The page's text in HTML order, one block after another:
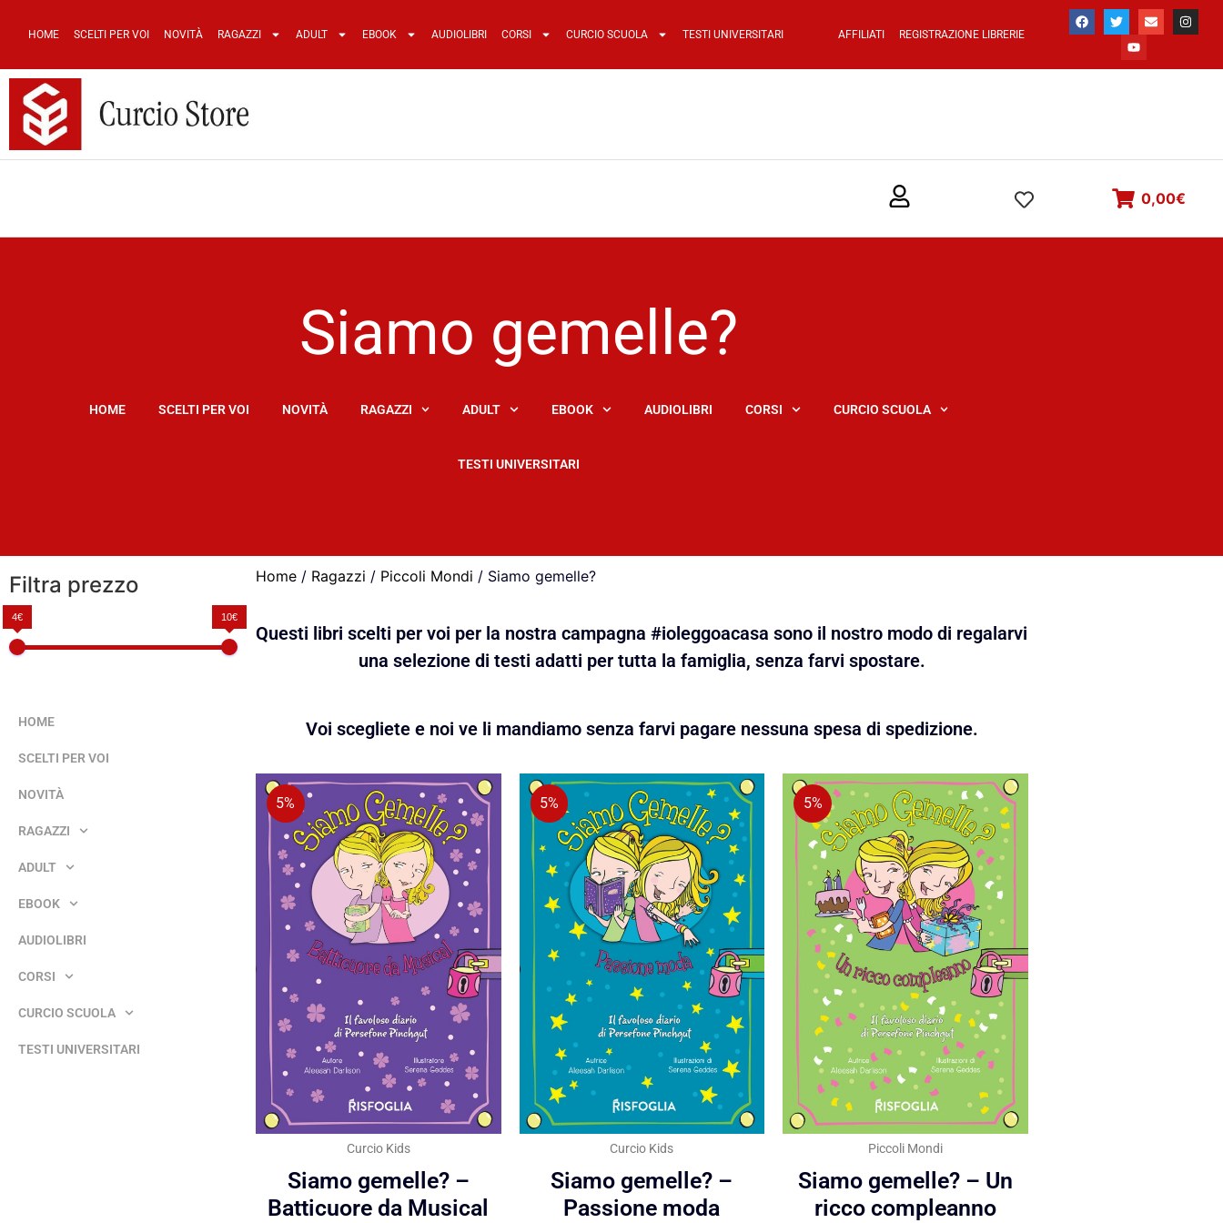
HOME SCELTI PER VOI NOVITÀ RAGAZZI ADULT EBOOK AUDIOLIBRI CORSI CURCIO SCUOLA TESTI UNIVERSITARI AFFILIATI REGISTRAZIONE LIBRERIE
0,00€
Siamo gemelle?
HOME SCELTI PER VOI NOVITÀ RAGAZZI ADULT EBOOK AUDIOLIBRI CORSI CURCIO SCUOLA
TESTI UNIVERSITARI
Filtra prezzo
4€ 10€
HOME
SCELTI PER VOI
NOVITÀ
RAGAZZI
ADULT
EBOOK
AUDIOLIBRI
CORSI
CURCIO SCUOLA
TESTI UNIVERSITARI
Home / Ragazzi / Piccoli Mondi / Siamo gemelle?
Questi libri scelti per voi per la nostra campagna #ioleggoacasa sono il nostro modo di regalarvi
una selezione di testi adatti per tutta la famiglia, senza farvi spostare.
Voi scegliete e noi ve li mandiamo senza farvi pagare nessuna spesa di spedizione.
5%
Curcio Kids
Siamo gemelle? –
Batticuore da Musical
5%
Curcio Kids
Siamo gemelle? –
Passione moda
5%
Piccoli Mondi
Siamo gemelle? – Un
ricco compleanno